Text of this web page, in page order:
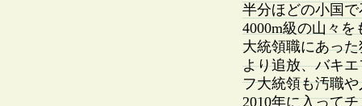
半分ほどの小国
4000m級の山々を
大統領職にあっ
より追放、バキ
フ大統領も汚職
2010年に入って